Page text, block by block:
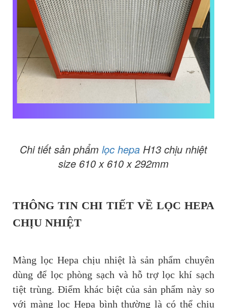
Chi tiết sản phẩm lọc hepa H13 chịu nhiệt
size 610 x 610 x 292mm
THÔNG TIN CHI TIẾT VỀ LỌC HEPA
CHỊU NHIỆT
Màng lọc Hepa chịu nhiệt là sản phẩm chuyên
dùng để lọc phòng sạch và hỗ trợ lọc khí sạch
tiệt trùng. Điểm khác biệt của sản phẩm này so
với màng lọc Hepa bình thường là có thể chịu